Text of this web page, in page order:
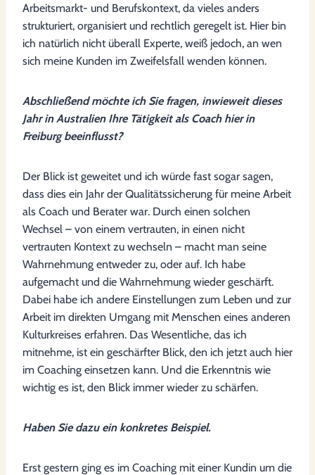
Arbeitsmarkt- und Berufskontext, da vieles anders
strukturiert, organisiert und rechtlich geregelt ist. Hier bin
ich natürlich nicht überall Experte, weiß jedoch, an wen
sich meine Kunden im Zweifelsfall wenden können.
Abschließend möchte ich Sie fragen, inwieweit dieses
Jahr in Australien Ihre Tätigkeit als Coach hier in
Freiburg beeinflusst?
Der Blick ist geweitet und ich würde fast sogar sagen,
dass dies ein Jahr der Qualitätssicherung für meine Arbeit
als Coach und Berater war. Durch einen solchen
Wechsel – von einem vertrauten, in einen nicht
vertrauten Kontext zu wechseln – macht man seine
Wahrnehmung entweder zu, oder auf. Ich habe
aufgemacht und die Wahrnehmung wieder geschärft.
Dabei habe ich andere Einstellungen zum Leben und zur
Arbeit im direkten Umgang mit Menschen eines anderen
Kulturkreises erfahren. Das Wesentliche, das ich
mitnehme, ist ein geschärfter Blick, den ich jetzt auch hier
im Coaching einsetzen kann. Und die Erkenntnis wie
wichtig es ist, den Blick immer wieder zu schärfen.
Haben Sie dazu ein konkretes Beispiel.
Erst gestern ging es im Coaching mit einer Kundin um die